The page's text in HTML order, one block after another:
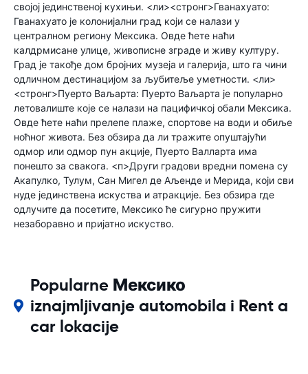
својој јединственој кухињи. <ли><стронг>Гванахуато:
Гванахуато је колонијални град који се налази у
централном региону Мексика. Овде ћете наћи
калдрмисане улице, живописне зграде и живу културу.
Град је такође дом бројних музеја и галерија, што га чини
одличном дестинацијом за љубитеље уметности. <ли>
<стронг>Пуерто Ваљарта: Пуерто Ваљарта је популарно
летовалиште које се налази на пацифичкој обали Мексика.
Овде ћете наћи прелепе плаже, спортове на води и обиље
ноћног живота. Без обзира да ли тражите опуштајући
одмор или одмор пун акције, Пуерто Валларта има
понешто за свакога. <п>Други градови вредни помена су
Акапулко, Тулум, Сан Мигел де Аљенде и Мерида, који сви
нуде јединствена искуства и атракције. Без обзира где
одлучите да посетите, Мексико ће сигурно пружити
незаборавно и пријатно искуство.
Popularne Мексико
iznajmljivanje automobila i Rent a
car lokacije